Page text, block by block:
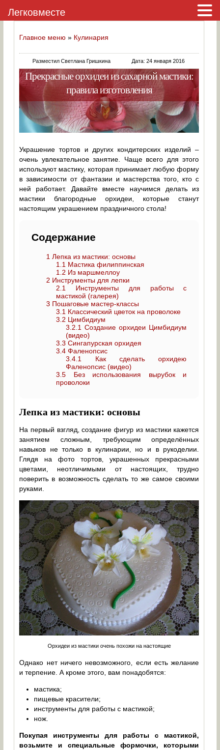
Главное меню » Кулинария
Разместил Светлана Гришкина Дата: 24 января 2016
Прекрасные орхидеи из сахарной мастики:
правила изготовления
Украшение тортов и других кондитерских изделий –
очень увлекательное занятие. Чаще всего для этого
используют мастику, которая принимает любую форму
в зависимости от фантазии и мастерства того, кто с
ней работает. Давайте вместе научимся делать из
мастики благородные орхидеи, которые станут
настоящим украшением праздничного стола!
Содержание
1 Лепка из мастики: основы
1.1 Мастика филиппинская
1.2 Из маршмеллоу
2 Инструменты для лепки
2.1
Инструменты для работы с
мастикой (галерея)
3 Пошаговые мастер-классы
3.1 Классический цветок на проволоке
3.2 Цимбидиум
3.2.1 Создание орхидеи Цимбидиум
(видео)
3.3 Сингапурская орхидея
3.4 Фаленопсис
3.4.1
Как сделать орхидею
Фаленопсис (видео)
3.5 Без использования вырубок и
проволоки
Лепка из мастики: основы
На первый взгляд, создание фигур из мастики кажется
занятием сложным, требующим определённых
навыков не только в кулинарии, но и в рукоделии.
Глядя на фото тортов, украшенных прекрасными
цветами, неотличимыми от настоящих, трудно
поверить в возможность сделать то же самое своими
руками.
Орхидеи из мастики очень похожи на настоящие
Однако нет ничего невозможного, если есть желание
и терпение. А кроме этого, вам понадобятся:
мастика;
пищевые красители;
инструменты для работы с мастикой;
нож.
Покупая инструменты для работы с мастикой,
возьмите и специальные формочки, которыми
Легковместе